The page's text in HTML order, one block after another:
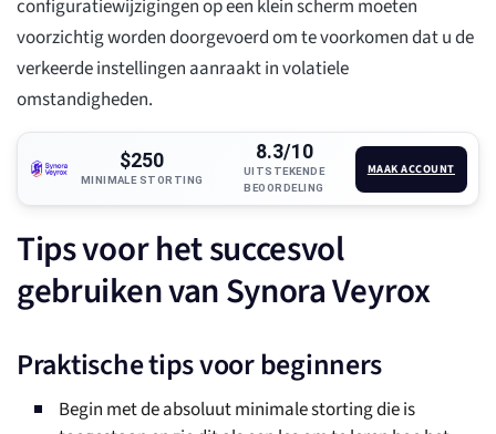
configuratiewijzigingen op een klein scherm moeten
voorzichtig worden doorgevoerd om te voorkomen dat u de
verkeerde instellingen aanraakt in volatiele
omstandigheden.
$250
MINIMALE STORTING
8.3/10
UITSTEKENDE
BEOORDELING
MAAK ACCOUNT
Tips voor het succesvol
gebruiken van Synora Veyrox
Praktische tips voor beginners
Begin met de absoluut minimale storting die is